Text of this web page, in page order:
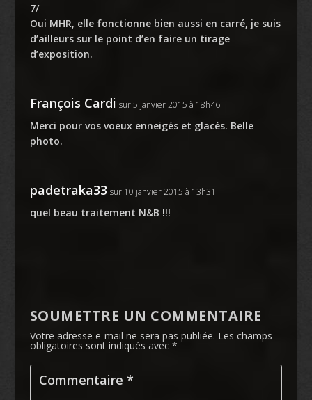
7/
Oui MHR, elle fonctionne bien aussi en carré, je suis
d’ailleurs sur le point d’en faire un tirage
d’exposition.
François Cardi sur 5 janvier 2015 à 18h46
Merci pour vos voeux enneigés et glacés. Belle
photo.
padetraka33 sur 10 janvier 2015 à 13h31
quel beau traitement N&B !!!
SOUMETTRE UN COMMENTAIRE
Votre adresse e-mail ne sera pas publiée. Les champs
obligatoires sont indiqués avec *